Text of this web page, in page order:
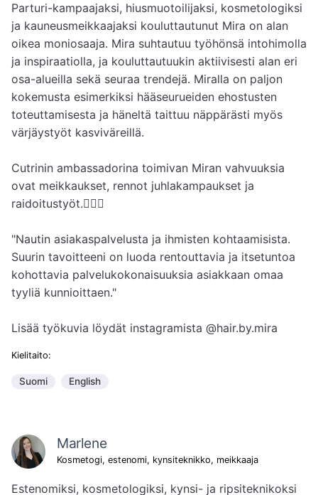
Parturi-kampaajaksi, hiusmuotoilijaksi, kosmetologiksi
ja kauneusmeikkaajaksi kouluttautunut Mira on alan
oikea moniosaaja. Mira suhtautuu työhönsä intohimolla
ja inspiraatiolla, ja kouluttautuukin aktiivisesti alan eri
osa-alueilla sekä seuraa trendejä. Miralla on paljon
kokemusta esimerkiksi hääseurueiden ehostusten
toteuttamisesta ja häneltä taittuu näppärästi myös
värjäystyöt kasviväreillä.
Cutrinin ambassadorina toimivan Miran vahvuuksia
ovat meikkaukset, rennot juhlakampaukset ja
raidoitustyöt.💇🏻‍♀️
"Nautin asiakaspalvelusta ja ihmisten kohtaamisista.
Suurin tavoitteeni on luoda rentouttavia ja itsetuntoa
kohottavia palvelukokonaisuuksia asiakkaan omaa
tyyliä kunnioittaen."
Lisää työkuvia löydät instagramista @hair.by.mira
Kielitaito:
Suomi English
Marlene
Kosmetogi, estenomi, kynsiteknikko, meikkaaja
Estenomiksi, kosmetologiksi, kynsi- ja ripsiteknikoksi